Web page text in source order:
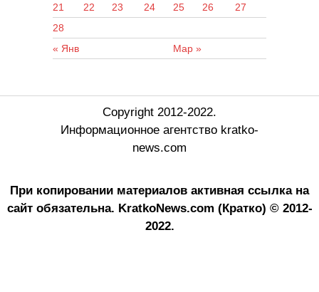
« Янв Мар »
21
22 23 24 25 26
27
28
Copyright 2012-2022.
Информационное агентство kratko-
news.com
При копировании материалов активная ссылка на
сайт обязательна. KratkoNews.com (Кратко) © 2012-
2022.